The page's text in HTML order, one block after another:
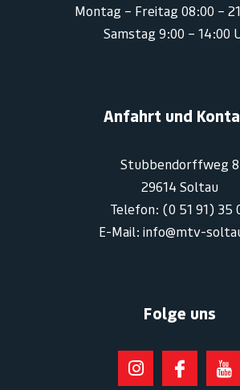
Montag – Freitag 08:00 –
Samstag 9:00 – 14:00
Anfahrt und
Stubbendorffweg 8
29614 Soltau
Telefon: (0 51 91) 35
E-Mail: info@mtv-
Folge uns